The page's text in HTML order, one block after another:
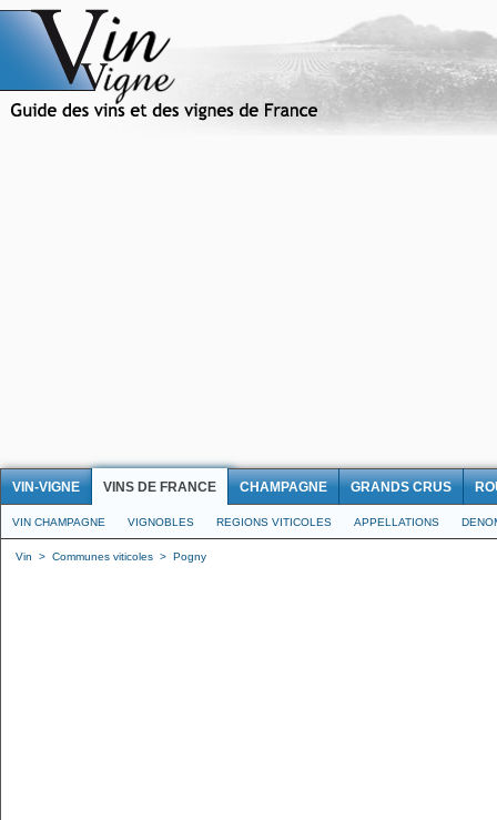
VIN-VIGNE VINS DE FRANCE CHAMPAGNE GRANDS CRUS
VIN CHAMPAGNE VIGNOBLES REGIONS VITICOLES APPELLATIONS
Vin > Communes viticoles > Pogny